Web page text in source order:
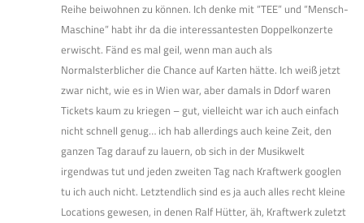
Reihe beiwohnen zu können. Ich denke mit “TEE” und “Mensch-
Maschine” habt ihr da die interessantesten Doppelkonzerte
erwischt. Fänd es mal geil, wenn man auch als
Normalsterblicher die Chance auf Karten hätte. Ich weiß jetzt
zwar nicht, wie es in Wien war, aber damals in Ddorf waren
Tickets kaum zu kriegen – gut, vielleicht war ich auch einfach
nicht schnell genug… ich hab allerdings auch keine Zeit, den
ganzen Tag darauf zu lauern, ob sich in der Musikwelt
irgendwas tut und jeden zweiten Tag nach Kraftwerk googlen
tu ich auch nicht. Letztendlich sind es ja auch alles recht kleine
Locations gewesen, in denen Ralf Hütter, äh, Kraftwerk zuletzt